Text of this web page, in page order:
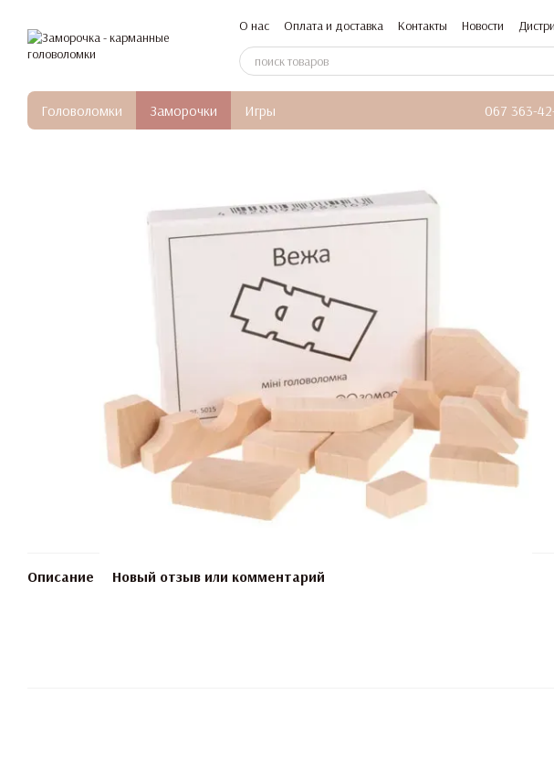
О нас Оплата и доставка Контакты Новости
Головоломки Заморочки Игры 067 363-
Описание Новый отзыв или комментарий